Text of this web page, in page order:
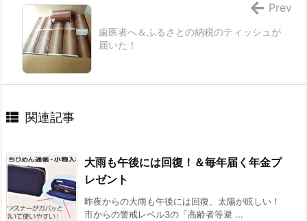
歯医者へ＆ふるさとの納税のティッシュが
届いた！
Prev
関連記事
大雨も午後には回復！＆毎年届く年金プ
レゼント
昨夜からの大雨も午後には回復、太陽が眩しい！
市からの警戒レベル3の「高齢者等避 ...